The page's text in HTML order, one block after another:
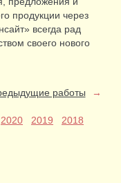
продукции через
всегда рад
своего нового
работы →
2020 2019
2018